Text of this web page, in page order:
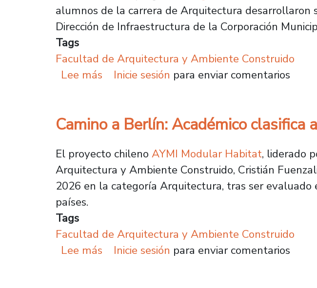
alumnos de la carrera de Arquitectura
Dirección de Infraestructura de la Corporación
Tags
Facultad de Arquitectura y Ambiente Construido
Lee más sobre Estudiantes de Arquitectura
Inicie sesión para enviar comentarios
Camino a Berlín: Académico
El proyecto chileno AYMI Modular Habitat, liderado
Arquitectura y Ambiente Construido, Cristián
2026 en la categoría Arquitectura, tras ser
países.
Tags
Facultad de Arquitectura y Ambiente Construido
Lee más sobre Camino a Berlín: Académico
Inicie sesión para enviar comentarios